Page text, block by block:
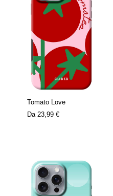
Tomato Love
Da 23,99 €